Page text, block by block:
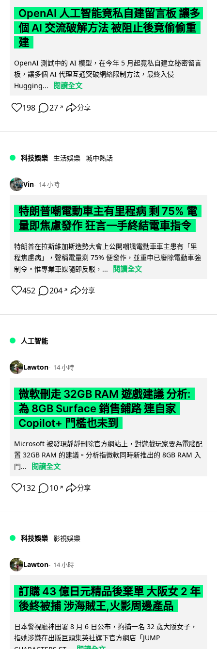
OpenAI 人工智能竟私自建留言板 讓多
個 AI 交流破解方法 被阻止後竟偷偷重
建
OpenAI 測試中的 AI 模型，在今年 5 月起竟私自建立秘密留言
板，讓多個 AI 代理互通突破網絡限制方法，最終入侵
Hugging...
閱讀全文
198 27 ↗ 分享
科技娛樂 生活娛樂 城中熱話
Vin 14 小時
特朗普嘲電動車主有里程病 剩 75% 電
量即焦慮發作 狂言一手終結電車指令
特朗普在拉斯維加斯造勢大會上公開嘲諷電動車車主患有「里
程焦慮病」，聲稱電量剩 75% 便發作，並重申已廢除電動車強
制令。惟專業車媒隨即反駁，...
閱讀全文
452 204 ↗ 分享
人工智能
Lawton 14 小時
微軟刪走 32GB RAM 遊戲建議 分析:
為 8GB Surface 銷售鋪路 連自家
Copilot+ 門檻也未到
Microsoft 被發現靜靜刪除官方網站上，對遊戲玩家要為電腦配
置 32GB RAM 的建議。分析指微軟同時新推出的 8GB RAM 入
門...
閱讀全文
132 10 ↗ 分享
科技娛樂 影視娛樂
Lawton 14 小時
訂購 43 億日元精品後棄單 大阪女 2 年
後終被捕 涉海賊王,火影周邊產品
日本警視廳神田署 8 月 6 日公布，拘捕一名 32 歲大阪女子，
指她涉嫌在出版巨頭集英社旗下官方網店「JUMP